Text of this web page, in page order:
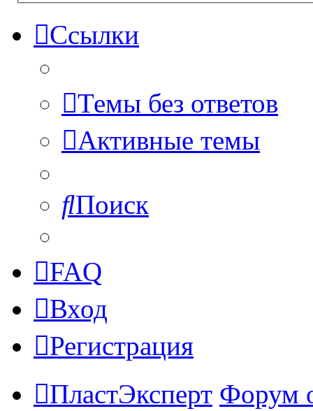
Ссылки
Темы без ответов
Активные темы
Поиск
FAQ
Вход
Регистрация
ПластЭксперт Форум